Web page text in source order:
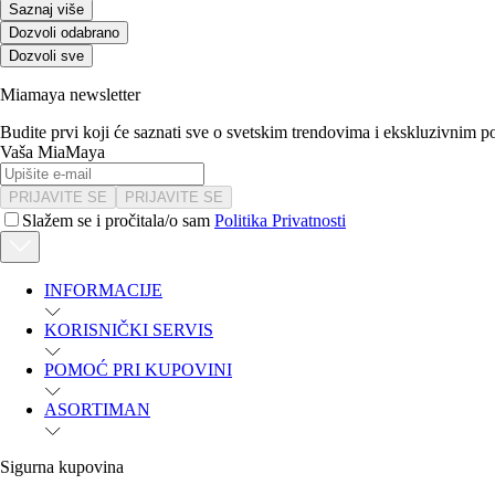
Saznaj više
Dozvoli odabrano
Dozvoli sve
Miamaya newsletter
Budite prvi koji će saznati sve o svetskim trendovima i ekskluzivnim
Vaša MiaMaya
PRIJAVITE SE PRIJAVITE SE
Slažem se i pročitala/o sam Politika Privatnosti
INFORMACIJE
KORISNIČKI SERVIS
POMOĆ PRI KUPOVINI
ASORTIMAN
Sigurna kupovina